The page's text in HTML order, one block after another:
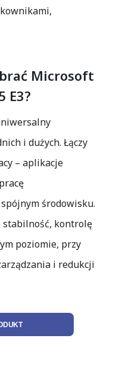
Microsoft
E3?
i dużych. Łączy
– aplikacje
środowisku.
stabilność, kontrolę
poziomie, przy
i redukcji